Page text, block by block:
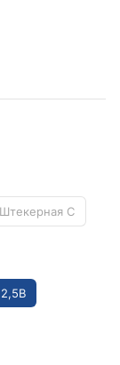
Штекерная C